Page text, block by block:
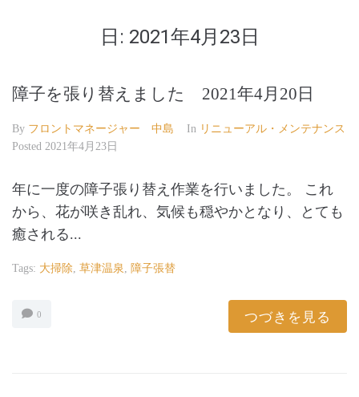
日: 2021年4月23日
障子を張り替えました 2021年4月20日
By フロントマネージャー 中島 In リニューアル・メンテナンス
Posted 2021年4月23日
年に一度の障子張り替え作業を行いました。 これ
から、花が咲き乱れ、気候も穏やかとなり、とても
癒される...
Tags: 大掃除, 草津温泉, 障子張替
0 つづきを見る